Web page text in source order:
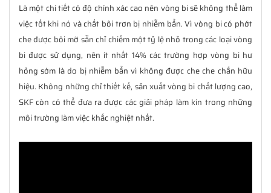
Là một chi tiết có độ chính xác cao nên vòng bi sẽ không thể làm
việc tốt khi nó và chất bôi trơn bị nhiễm bẩn. Vì vòng bi có phớt
che được bôi mỡ sẵn chỉ chiếm một tỷ lệ nhỏ trong các loại vòng
bi được sử dụng, nên ít nhất 14% các trường hợp vòng bi hư
hỏng sớm là do bị nhiễm bẩn vì không được che che chắn hữu
hiệu. Không những chỉ thiết kế, sản xuất vòng bi chất lượng cao,
SKF còn có thể đưa ra được các giải pháp làm kín trong những
môi trường làm việc khắc nghiệt nhất.